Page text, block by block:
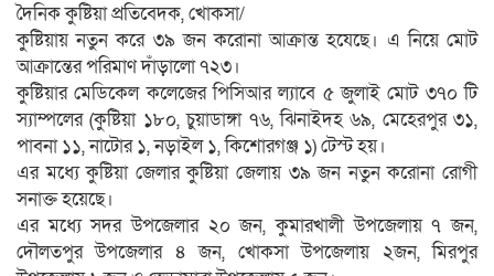
দৈনিক কুষ্টিয়া প্রতিবেদক, খোকসা/
কুষ্টিয়ায় নতুন করে ৩৯ জন করোনা আক্রান্ত হযেছে। এ নিয়ে মোট
আক্রান্তের পরিমাণ দাঁড়ালো ৭২৩।
কুষ্টিয়ার মেডিকেল কলেজের পিসিআর ল্যাবে ৫ জুলাই মোট ৩৭০ টি
স্যাম্পলের (কুষ্টিয়া ১৮০, চুয়াডাঙ্গা ৭৬, ঝিনাইদহ ৬৯, মেহেরপুর ৩১,
পাবনা ১১, নাটোর ১, নড়াইল ১, কিশোরগঞ্জ ১) টেস্ট হয়।
এর মধ্যে কুষ্টিয়া জেলার কুষ্টিয়া জেলায় ৩৯ জন নতুন করোনা রোগী
সনাক্ত হয়েছে।
এর মধ্যে সদর উপজেলার ২০ জন, কুমারখালী উপজেলায় ৭ জন,
দৌলতপুর উপজেলার ৪ জন, খোকসা উপজেলায় ২জন, মিরপুর